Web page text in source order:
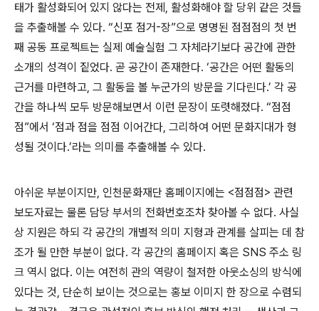
태가 활성화되어 있지 않다는 전제 , 활성화해야 할 당위 같은 것들
을 추출해볼 수 있다. “신포 점거-장”으로 명명된 점점점의 첫 번
째 공동 프로젝트는 실제 예술실험 그 자체라기보다 공간에 관한
소개의 성격이 짙었다. 곧 공간이 존재한다. ‘공간은 어떤 활동의
근거를 마련하고, 그 활동을 볼 누군가의 방문을 기다린다.’ 각 공
간을 하나씩 모두 방문해보면서 이런 문장이 또렷해졌다. “점점
점”에서 ‘점과 점을 점점 이어간다, 그리하여 어떤 문화지대가 형
성될 것이다.’라는 의미를 추출해볼 수 있다.
아쉬운 부분이지만, 인천문화재단 홈페이지에는 <점점점> 관련
보도자료는 물론 담당 부서의 전화번호조차 찾아볼 수 없다. 사실
상 지원은 하되 각 공간의 개별적 의미 지형과 관계를 살피는 데 참
조가 될 만한 부분이 없다. 각 공간의 홈페이지 혹은 SNS 주소 링
크 역시 없다. 이는 여전히 관의 역량이 철저한 아웃소싱의 방식에
있다는 것, 단순히 보이는 것으로는 홍보 이미지 한 장으로 수렴되